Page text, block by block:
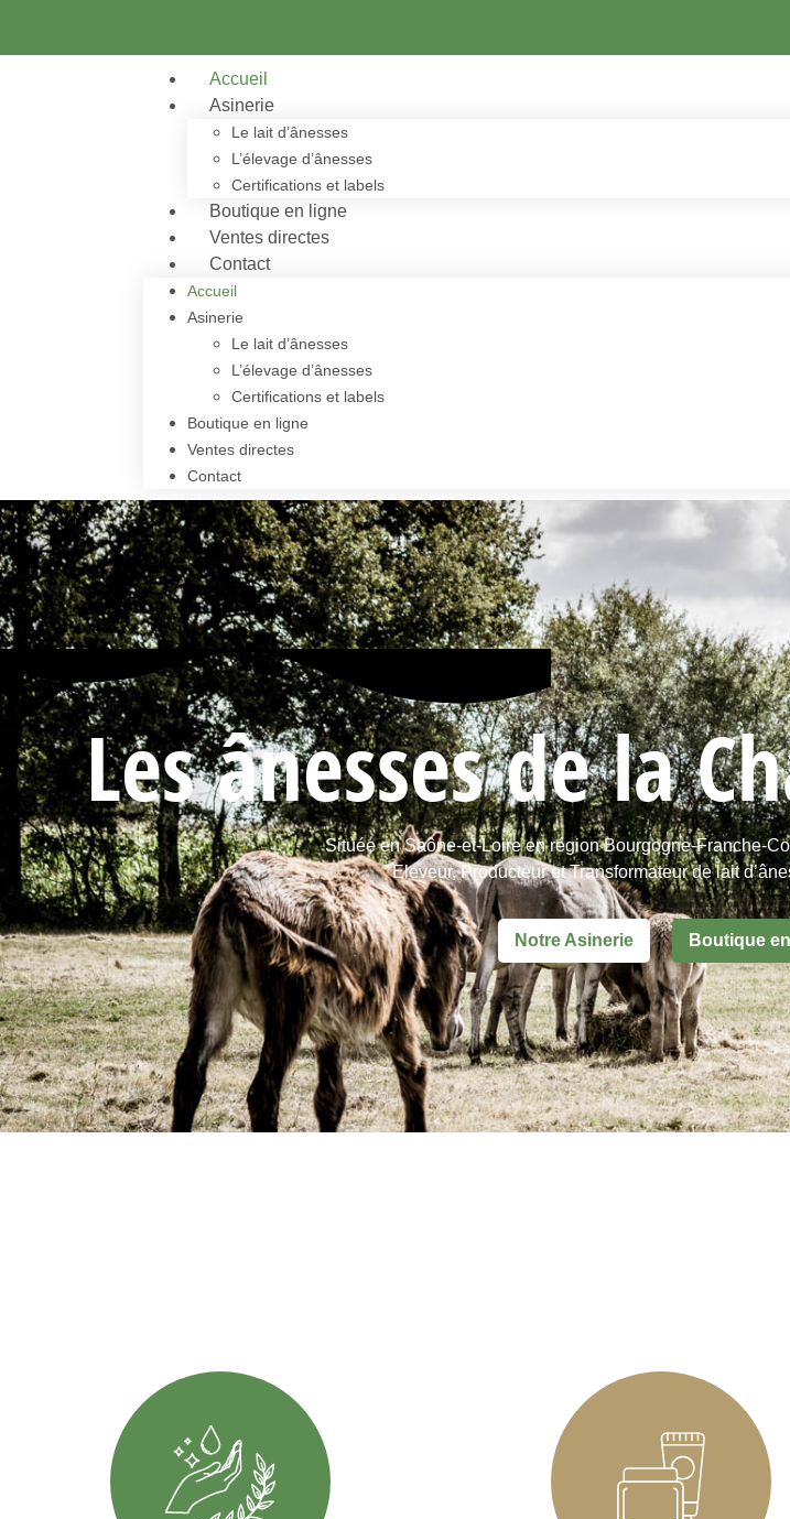
Accueil
Asinerie
Le lait d’ânesses
L’élevage d’ânesses
Certifications et labels
Boutique en ligne
Ventes directes
Contact
Accueil
Asinerie
Le lait d’ânesses
L’élevage d’ânesses
Certifications et labels
Boutique en ligne
Ventes directes
Contact
Les ânesses de la
Située en Saône-et-Loire en région Bourgogne-Franche-
Eleveur, Producteur et Transformateur de lait
Notre Asinerie Boutique